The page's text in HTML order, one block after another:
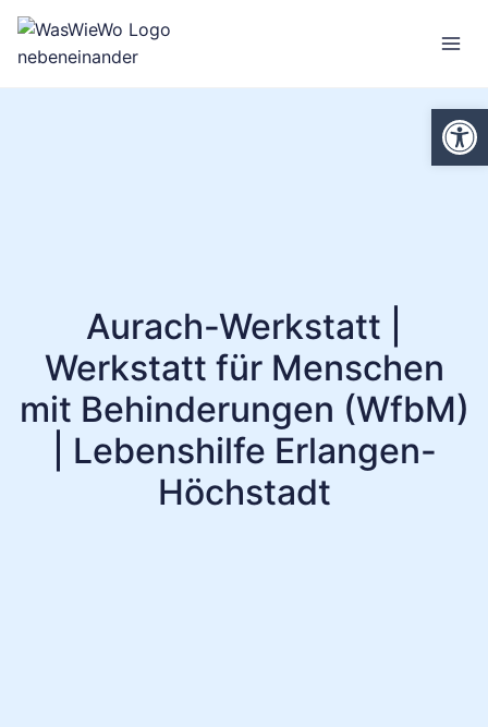
Zum
Inhalt
springen
Aurach-Werkstatt |
Werkstatt für Menschen
mit Behinderungen (WfbM)
| Lebenshilfe Erlangen-
Höchstadt